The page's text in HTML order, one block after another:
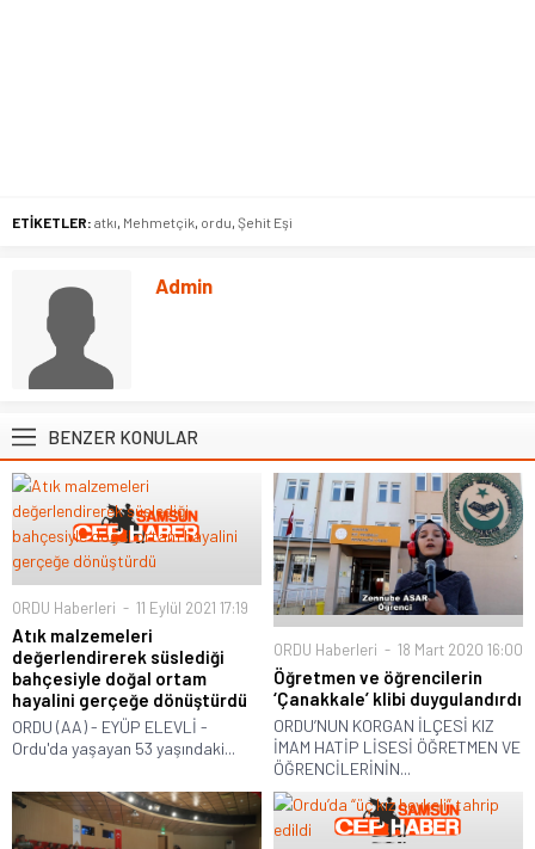
ETİKETLER: atkı Mehmetçik ordu Şehit Eşi
Admin
BENZER KONULAR
ORDU Haberleri 11 Eylül 2021 17:19
Atık malzemeleri
değerlendirerek süslediği
bahçesiyle doğal ortam
hayalini gerçeğe dönüştürdü
ORDU (AA) - EYÜP ELEVLİ -
Ordu'da yaşayan 53 yaşındaki...
ORDU Haberleri 18 Mart 2020 16:00
Öğretmen ve öğrencilerin
‘Çanakkale’ klibi duygulandırdı
ORDU’NUN KORGAN İLÇESİ KIZ
İMAM HATİP LİSESİ ÖĞRETMEN VE
ÖĞRENCİLERİNİN...